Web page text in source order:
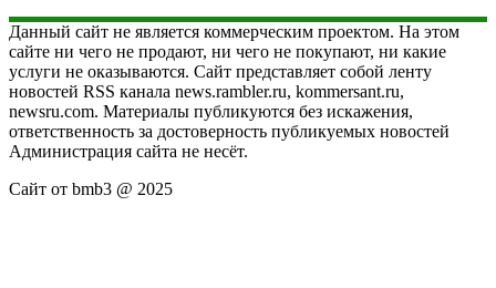
Данный сайт не является коммерческим проектом. На этом
сайте ни чего не продают, ни чего не покупают, ни какие
услуги не оказываются. Сайт представляет собой ленту
новостей RSS канала news.rambler.ru, kommersant.ru,
newsru.com. Материалы публикуются без искажения,
ответственность за достоверность публикуемых новостей
Администрация сайта не несёт.
Сайт от bmb3 @ 2025